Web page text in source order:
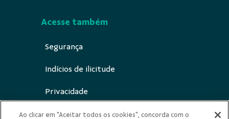
Acesse também
Segurança
Indícios de ilicitude
Privacidade
Canal de notificação ECA Digital
Ao clicar em "Aceitar todos os cookies", concorda com o